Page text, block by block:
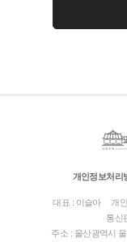
개인정보처리
대표 : 이슬아 개
통신
주소 : 울산광역시